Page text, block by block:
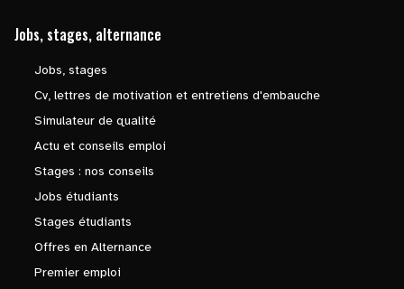
Jobs, stages, alternance
Jobs, stages
Cv, lettres de motivation et entretiens d'embauche
Simulateur de qualité
Actu et conseils emploi
Stages : nos conseils
Jobs étudiants
Stages étudiants
Offres en Alternance
Premier emploi